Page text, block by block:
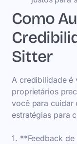
Como
Sitter
A credibilidade é
proprietários
você para cuidar
estratégias para
1. **Feedback